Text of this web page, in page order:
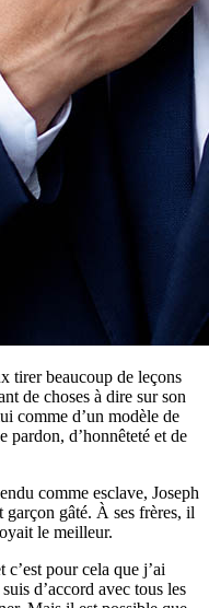
tirer beaucoup de leçons
de choses à dire sur son
comme d’un modèle de
pardon, d’honnêteté et de
comme esclave, Joseph
gâté. À ses frères, il
le meilleur.
c’est pour cela que j’ai
d’accord avec tous les